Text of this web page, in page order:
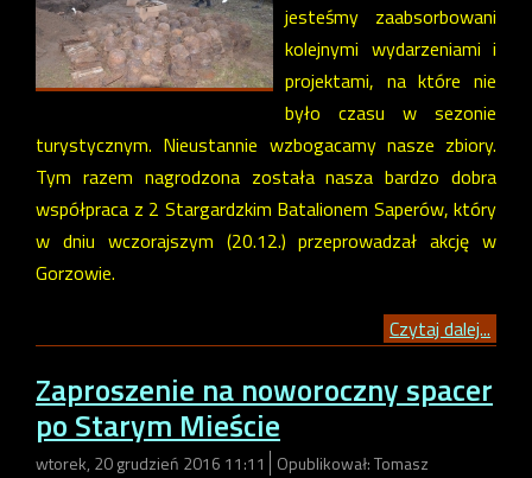
jesteśmy zaabsorbowani
kolejnymi wydarzeniami i
projektami, na które nie
było czasu w sezonie
turystycznym. Nieustannie wzbogacamy nasze zbiory.
Tym razem nagrodzona została nasza bardzo dobra
współpraca z 2 Stargardzkim Batalionem Saperów, który
w dniu wczorajszym (20.12.) przeprowadzał akcję w
Gorzowie.
Czytaj dalej...
Zaproszenie na noworoczny spacer
po Starym Mieście
wtorek, 20 grudzień 2016 11:11
Opublikował: Tomasz